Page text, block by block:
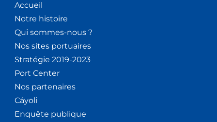
Accueil
Notre histoire
Qui sommes-nous ?
Nos sites portuaires
Stratégie 2019-2023
Port Center
Nos partenaires
Cáyoli
Enquête publique